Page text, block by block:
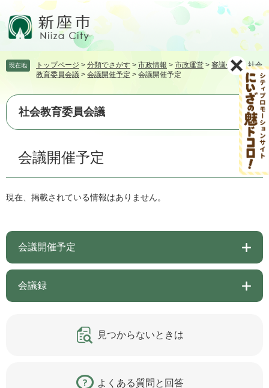
頭
す。
飛
て
本
現在地 トップページ > 分類でさがす > 市政情報 > 市政運営 > 審議会等>社会
教育委員会議 > 会議開催予定 > 会議開催予定
社会教育委員会議
会議開催予定
現在、掲載されている情報はありません。
会議開催予定
会議録
見つからないときは
よくある質問と回答